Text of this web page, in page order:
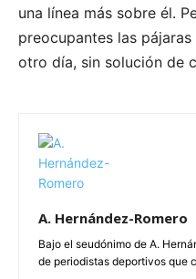
una línea más sobre él.
preocupantes las
otro día, sin solución de
A. Hernández-Romero
Bajo el seudónimo de A.
de periodistas deportivos que